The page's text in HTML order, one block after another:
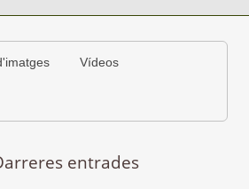
Vídeos
entrades